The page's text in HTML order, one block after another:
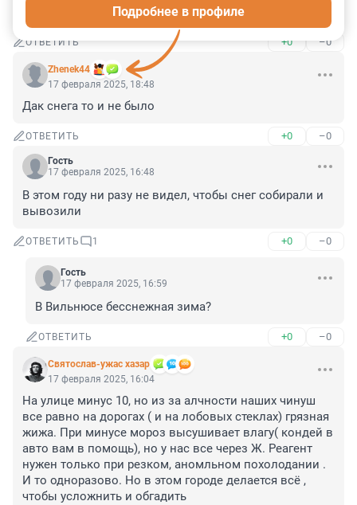
Ну то, что отчитались верю.
ОТВЕТИТЬ +0 –0
Zhenek44
Подробнее в профиле
17 февраля 2025, 18:48
Дак снега то и не было
ОТВЕТИТЬ +0 –0
Гость
17 февраля 2025, 16:48
В этом году ни разу не видел, чтобы снег собирали и
вывозили
ОТВЕТИТЬ 1 +0 –0
Гость
17 февраля 2025, 16:59
В Вильнюсе бесснежная зима?
ОТВЕТИТЬ +0 –0
Святослав-ужас хазар
17 февраля 2025, 16:04
На улице минус 10, но из за алчности наших чинуш
все равно на дорогах ( и на лобовых стеклах) грязная
жижа. При минусе мороз высушивает влагу( кондей в
авто вам в помощь), но у нас все через Ж. Реагент
нужен только при резком, аномльном похолодании .
И то одноразово. Но в этом городе делается всё ,
чтобы усложнить и обгадить